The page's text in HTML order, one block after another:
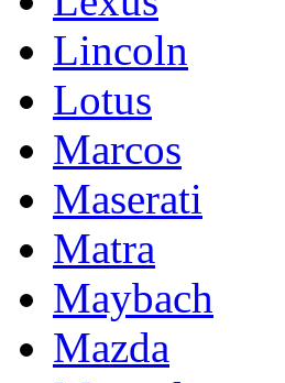
Lincoln
Lotus
Marcos
Maserati
Matra
Maybach
Mazda